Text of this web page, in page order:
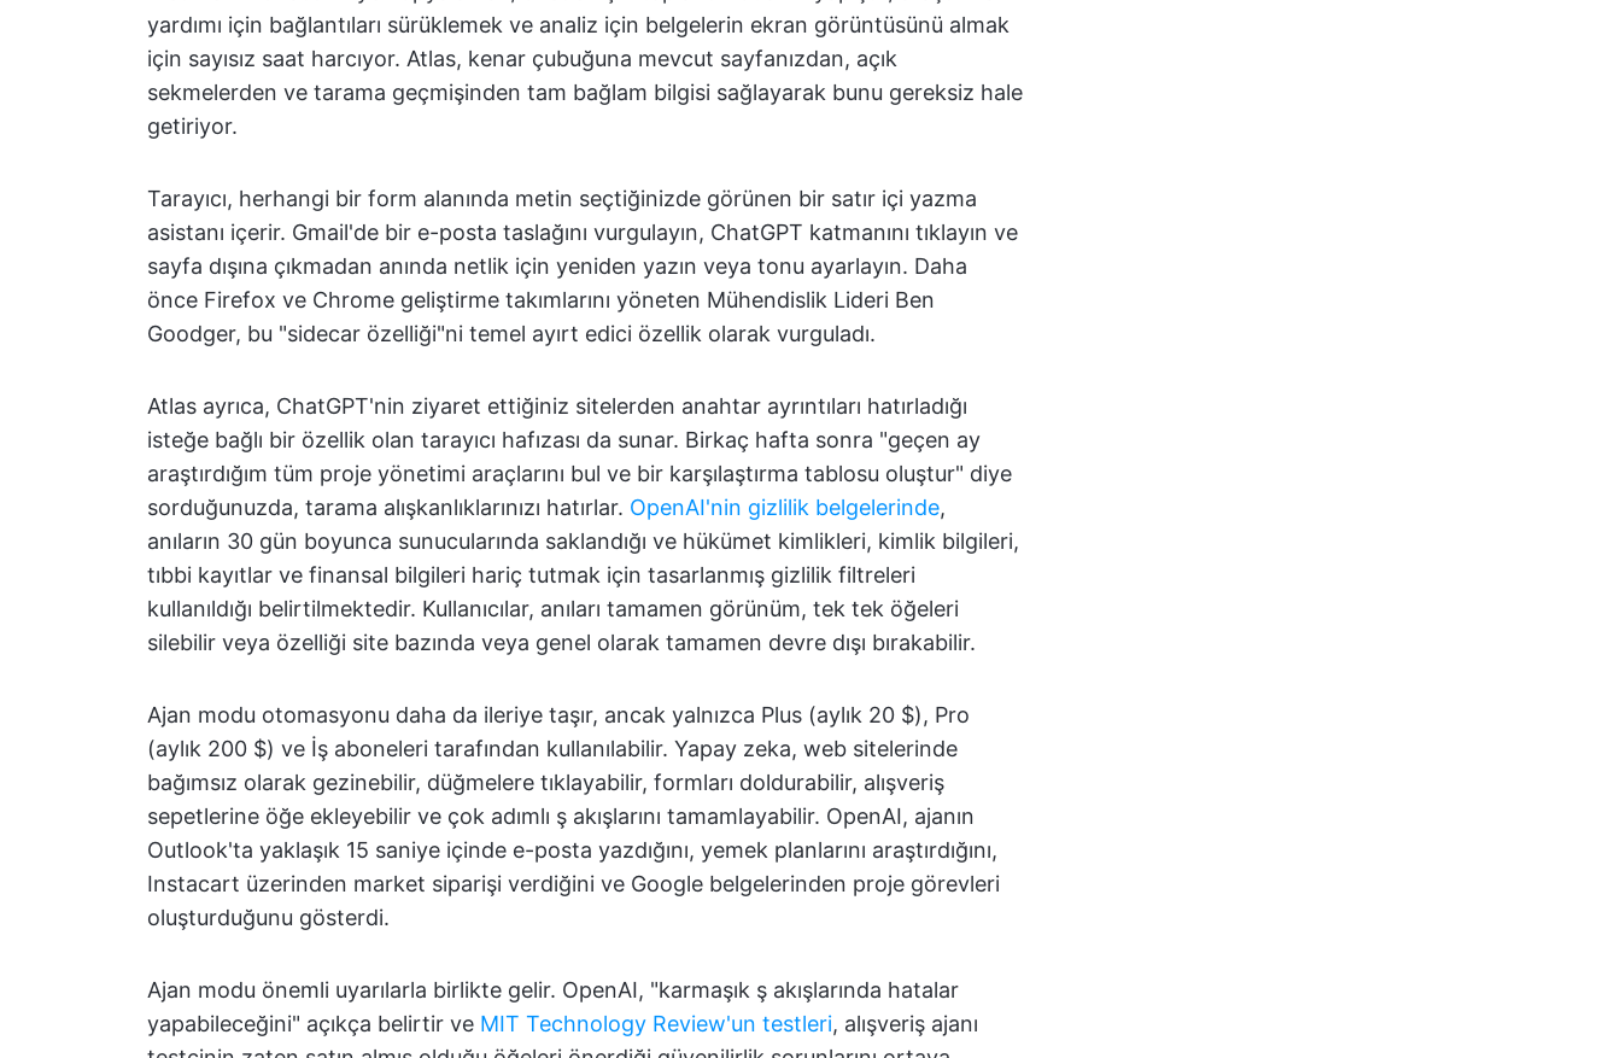
yardımı için bağlantıları sürüklemek ve analiz için belgelerin ekran görüntüsünü almak
için sayısız saat harcıyor. Atlas, kenar çubuğuna mevcut sayfanızdan, açık
sekmelerden ve tarama geçmişinden tam bağlam bilgisi sağlayarak bunu gereksiz hale
getiriyor.
Tarayıcı, herhangi bir form alanında metin seçtiğinizde görünen bir satır içi yazma
asistanı içerir. Gmail'de bir e-posta taslağını vurgulayın, ChatGPT katmanını tıklayın ve
sayfa dışına çıkmadan anında netlik için yeniden yazın veya tonu ayarlayın. Daha
önce Firefox ve Chrome geliştirme takımlarını yöneten Mühendislik Lideri Ben
Goodger, bu "sidecar özelliği"ni temel ayırt edici özellik olarak vurguladı.
Atlas ayrıca, ChatGPT'nin ziyaret ettiğiniz sitelerden anahtar ayrıntıları hatırladığı
isteğe bağlı bir özellik olan tarayıcı hafızası da sunar. Birkaç hafta sonra "geçen ay
araştırdığım tüm proje yönetimi araçlarını bul ve bir karşılaştırma tablosu oluştur" diye
sorduğunuzda, tarama alışkanlıklarınızı hatırlar. OpenAI'nin gizlilik belgelerinde,
anıların 30 gün boyunca sunucularında saklandığı ve hükümet kimlikleri, kimlik bilgileri,
tıbbi kayıtlar ve finansal bilgileri hariç tutmak için tasarlanmış gizlilik filtreleri
kullanıldığı belirtilmektedir. Kullanıcılar, anıları tamamen görünüm, tek tek öğeleri
silebilir veya özelliği site bazında veya genel olarak tamamen devre dışı bırakabilir.
Ajan modu otomasyonu daha da ileriye taşır, ancak yalnızca Plus (aylık 20 $), Pro
(aylık 200 $) ve İş aboneleri tarafından kullanılabilir. Yapay zeka, web sitelerinde
bağımsız olarak gezinebilir, düğmelere tıklayabilir, formları doldurabilir, alışveriş
sepetlerine öğe ekleyebilir ve çok adımlı ş akışlarını tamamlayabilir. OpenAI, ajanın
Outlook'ta yaklaşık 15 saniye içinde e-posta yazdığını, yemek planlarını araştırdığını,
Instacart üzerinden market siparişi verdiğini ve Google belgelerinden proje görevleri
oluşturduğunu gösterdi.
Ajan modu önemli uyarılarla birlikte gelir. OpenAI, "karmaşık ş akışlarında hatalar
yapabileceğini" açıkça belirtir ve MIT Technology Review'un testleri, alışveriş ajanı